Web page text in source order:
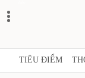
TIÊU ĐIỂM